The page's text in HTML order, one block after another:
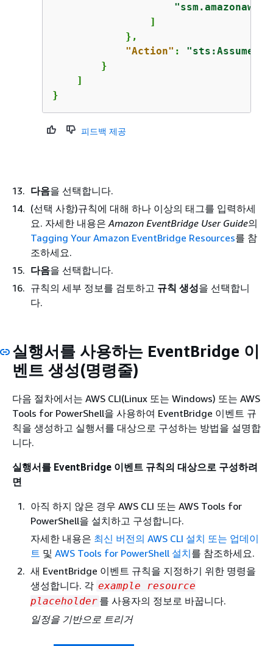
                ]
            },
"Action" :
        }
    ]
}
피드백 제공
다음을 선택합니다.
(선택 사항)규칙에 대해 하나 이상의 태그를 입력하세
요. 자세한 내용은 Amazon EventBridge User Guide의
Tagging Your Amazon EventBridge Resources를 참
조하세요.
다음을 선택합니다.
규칙의 세부 정보를 검토하고 규칙 생성을 선택합니
다.
실행서를 사용하는 EventBridge 이
벤트 생성(명령줄)
다음 절차에서는 AWS CLI(Linux 또는 Windows) 또는 AWS
Tools for PowerShell을 사용하여 EventBridge 이벤트 규
칙을 생성하고 실행서를 대상으로 구성하는 방법을 설명합
니다.
실행서를 EventBridge 이벤트 규칙의 대상으로 구성하려
면
아직 하지 않은 경우 AWS CLI 또는 AWS Tools for
PowerShell을 설치하고 구성합니다.
자세한 내용은 최신 버전의 AWS CLI 설치 또는 업데이
트 및 AWS Tools for PowerShell 설치를 참조하세요.
새 EventBridge 이벤트 규칙을 지정하기 위한 명령을
생성합니다. 각 example resource
placeholder 를 사용자의 정보로 바꿉니다.
일정을 기반으로 트리거